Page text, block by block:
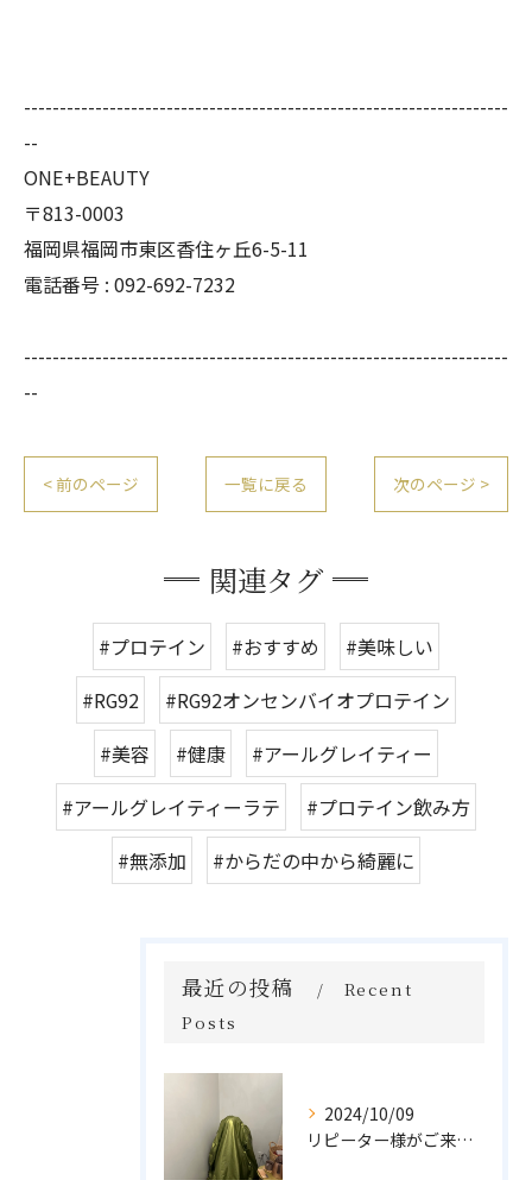
--------------------------------------------------------------------
--
ONE+BEAUTY
〒813-0003
福岡県福岡市東区香住ヶ丘6-5-11
電話番号 : 092-692-7232
--------------------------------------------------------------------
--
< 前のページ 一覧に戻る 次のページ >
関連タグ
#プロテイン #おすすめ
#美味しい
#RG92
#RG92オンセンバイオプロテイン
#美容
#健康
#アールグレイティー
#アールグレイティーラテ
#プロテイン飲み方
#無添加
#からだの中から綺麗に
最近の投稿
Recent
Posts
2024/10/09
リピーター様がご来店🌿オーガニックよもぎハーブ蒸し